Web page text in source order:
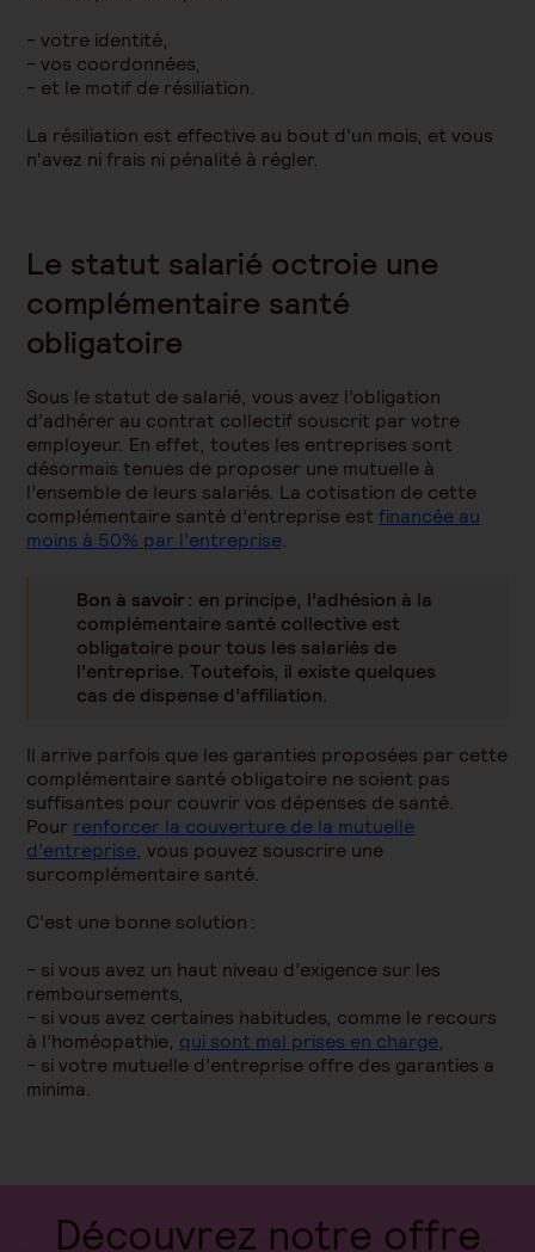
- votre identité,
- vos coordonnées,
- et le motif de résiliation.
La résiliation est effective au bout d'un mois, et vous
n'avez ni frais ni pénalité à régler.
Le statut salarié octroie une
complémentaire santé
obligatoire
Sous le statut de salarié, vous avez l’obligation
d’adhérer au contrat collectif souscrit par votre
employeur. En effet, toutes les entreprises sont
désormais tenues de proposer une mutuelle à
l’ensemble de leurs salariés. La cotisation de cette
complémentaire santé d’entreprise est financée au
moins à 50% par l’entreprise.
Bon à savoir : en principe, l’adhésion à la
complémentaire santé collective est
obligatoire pour tous les salariés de
l’entreprise. Toutefois, il existe quelques
cas de dispense d’affiliation.
Il arrive parfois que les garanties proposées par cette
complémentaire santé obligatoire ne soient pas
suffisantes pour couvrir vos dépenses de santé.
Pour renforcer la couverture de la mutuelle
d’entreprise, vous pouvez souscrire une
surcomplémentaire santé.
C’est une bonne solution :
- si vous avez un haut niveau d’exigence sur les
remboursements,
- si vous avez certaines habitudes, comme le recours
à l’homéopathie, qui sont mal prises en charge,
- si votre mutuelle d’entreprise offre des garanties a
minima.
Découvrez notre offre